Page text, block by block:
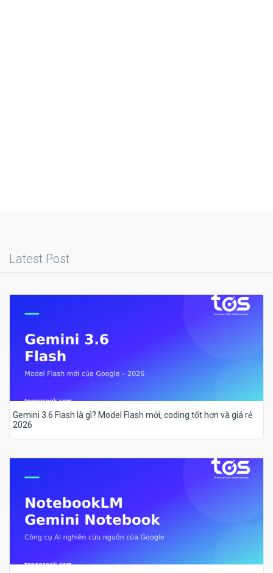
Latest Post
Gemini 3.6 Flash là gì? Model Flash mới, coding tốt hơn và giá rẻ
2026